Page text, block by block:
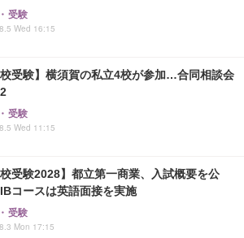
受験
Wed 16:15
校受験】横須賀の私立4校が参加…合同相談会
受験
Wed 11:15
校受験2028】都立第一商業、入試概要を公
コースは英語面接を実施
受験
Mon 17:15